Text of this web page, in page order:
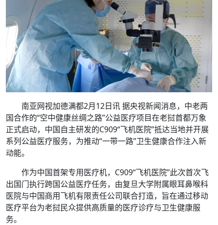
南亚网视加德满都2月12日讯 据央视新闻消息，中老两
国合作的“空中健康丝绸之路”公益医疗项目在老挝首都万象
正式启动，中国自主研发的C909“飞机医院”抵达当地并开展
系列公益医疗服务，为推动“一带一路”卫生健康合作注入新
动能。
作为中国首架专用医疗机，C909“飞机医院”此次首次飞
出国门执行跨国公益医疗任务，由复旦大学附属眼耳鼻喉科
医院与中国商用飞机有限责任公司联合打造，旨在通过移动
医疗平台为老挝民众提供高质量的医疗诊疗与卫生健康服
务。